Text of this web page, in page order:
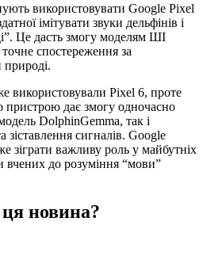
використовувати Google Pixel
імітувати звуки дельфінів і
Це дасть змогу моделям ШІ
спостереження за
природі.
використовували Pixel 6, проте
дає змогу одночасно
DolphinGemma, так і
зіставлення сигналів. Google
зіграти важливу роль у майбутніх
до розуміння “мови”
новина?